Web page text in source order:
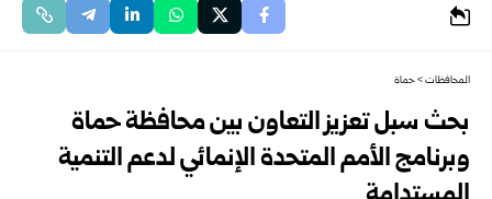
المحافظات>حماة
بحث سبل تعزيز التعاون بين محافظة حماة
وبرنامج الأمم المتحدة الإنمائي لدعم التنمية